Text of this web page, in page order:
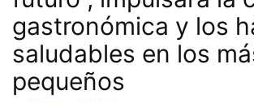
gastronómica y los
saludables en los
pequeños